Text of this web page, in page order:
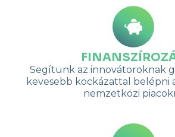
Segítünk az innovátoroknak
kevesebb kockázattal belépni
nemzetközi